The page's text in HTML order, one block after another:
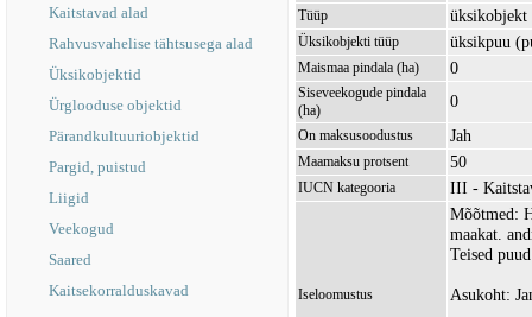
Kaitstavad alad
Rahvusvahelise tähtsusega alad
Üksikobjektid
Ürglooduse objektid
Pärandkultuuriobjektid
Pargid, puistud
Liigid
Veekogud
Saared
Kaitsekorralduskavad
Tüüp üksikobjekt
Üksikobjekti tüüp üksikpuu
Maismaa pindala (ha) 0
Siseveekogude pindala
(ha)
0
On maksusoodustus Jah
Maamaksu protsent 50
IUCN kategooria III -
Iseloomustus
Mõõtmed:
maakat.
Teised
Asukoht: